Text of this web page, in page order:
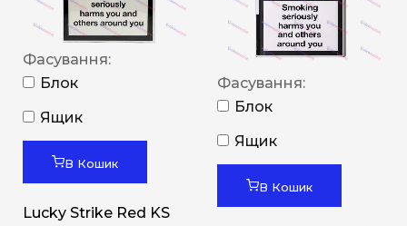
Фасування:
Блок
Ящик
В Кошик
Lucky Strike Red KS
Фасування:
Блок
Ящик
В Кошик